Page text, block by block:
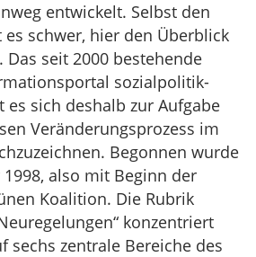
entwickelt. Selbst den
es schwer, hier den Überblick
Das seit 2000 bestehende
sozialpolitik-
es sich deshalb zur Aufgabe
Veränderungsprozess im
Begonnen wurde
also mit Beginn der
Koalition. Die Rubrik
konzentriert
sechs zentrale Bereiche des